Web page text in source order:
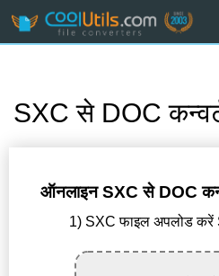
SXC से DOC
ऑनलाइन SXC से DOC
1) SXC फाइल अपलोड करें